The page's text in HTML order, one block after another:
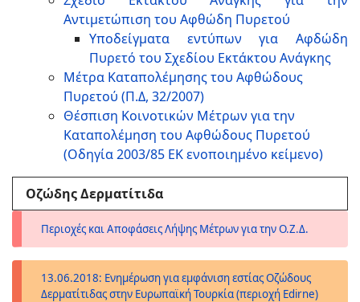
Αντιμετώπιση του Αφθώδη Πυρετού
Υποδείγματα εντύπων για Αφδώδη
Πυρετό του Σχεδίου Εκτάκτου Ανάγκης
Μέτρα Καταπολέμησης του Αφθώδους
Πυρετού (Π.Δ, 32/2007)
Θέσπιση Κοινοτικών Μέτρων για την
Καταπολέμηση του Αφθώδους Πυρετού
(Οδηγία 2003/85 ΕΚ ενοποιημένο κείμενο)
Οζώδης Δερματίτιδα
Περιοχές και Αποφάσεις Λήψης Μέτρων για την Ο.Ζ.Δ.
13.06.2018: Ενημέρωση για εμφάνιση εστίας Οζώδους
Δερματίτιδας στην Ευρωπαϊκή Τουρκία (περιοχή Edirne)